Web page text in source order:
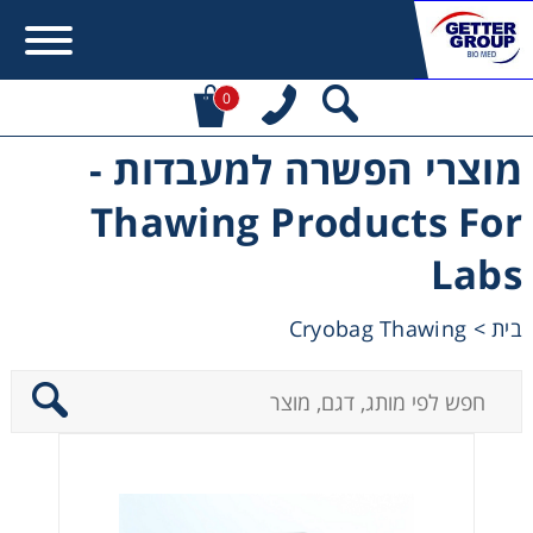
0
מוצרי הפשרה למעבדות -
Thawing Products For
Labs
בית>
Cryobag Thawing
Error:Contact form not found.
מעונין לקבל הצעת מחיר או מידע עבור: